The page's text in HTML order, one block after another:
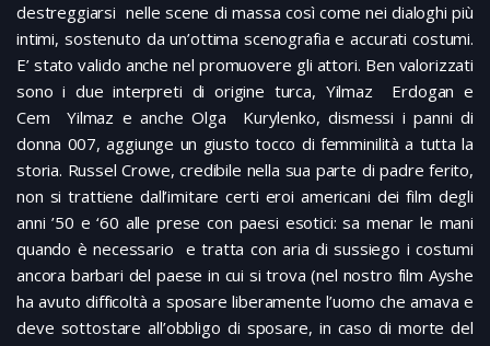
destreggiarsi nelle scene di massa così come nei dialoghi più
intimi, sostenuto da un’ottima scenografia e accurati costumi.
E’ stato valido anche nel promuovere gli attori. Ben valorizzati
sono i due interpreti di origine turca, Yilmaz Erdogan e
Cem Yilmaz e anche Olga Kurylenko, dismessi i panni di
donna 007, aggiunge un giusto tocco di femminilità a tutta la
storia. Russel Crowe, credibile nella sua parte di padre ferito,
non si trattiene dall’imitare certi eroi americani dei film degli
anni ’50 e ‘60 alle prese con paesi esotici: sa menar le mani
quando è necessario e tratta con aria di sussiego i costumi
ancora barbari del paese in cui si trova (nel nostro film Ayshe
ha avuto difficoltà a sposare liberamente l’uomo che amava e
deve sottostare all’obbligo di sposare, in caso di morte del